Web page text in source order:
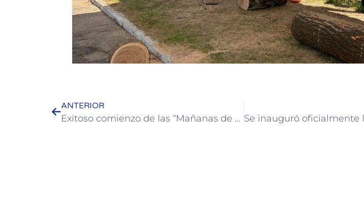
ANTERIOR
Exitoso comienzo de las “Mañanas de Artesanos” en la Fiesta Nacional de la Artesanía